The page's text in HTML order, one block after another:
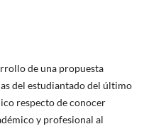
de una propuesta
del estudiantado del último
respecto de conocer
y profesional al